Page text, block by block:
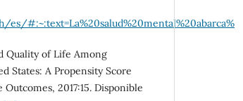
#:~:text=La%20salud%20mental%20abarca%
Quality of Life Among
States: A Propensity Score
2017:15. Disponible